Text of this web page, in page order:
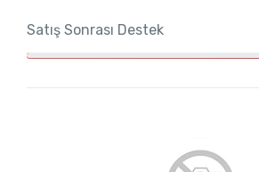
Satış Sonrası Destek